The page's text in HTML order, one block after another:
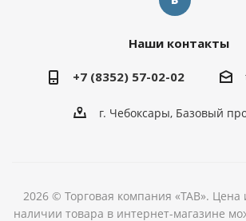
Наши контакты
+7 (8352) 57-02-02
г. Чебоксары, Базовый
2026 © Торговая компания «ТАВ».
наличии товара в интернет-магазине